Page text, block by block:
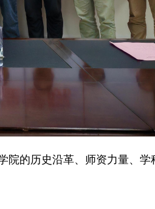
的历史沿革、师资力量、学